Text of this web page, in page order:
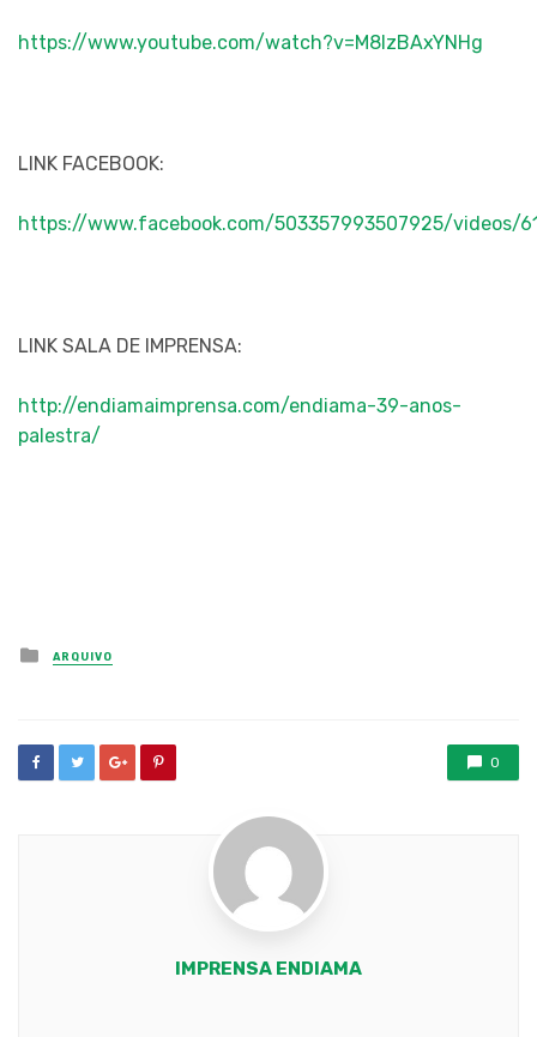
https://www.youtube.com/watch?v=M8lzBAxYNHg
LINK FACEBOOK:
https://www.facebook.com/503357993507925/videos/
LINK SALA DE IMPRENSA:
http://endiamaimprensa.com/endiama-39-anos-
palestra/
Posted
in
ARQUIVO
0
IMPRENSA ENDIAMA